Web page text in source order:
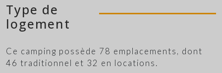
Type de
logement
Ce camping possède 78 emplacements, dont
46 traditionnel et 32 en locations.